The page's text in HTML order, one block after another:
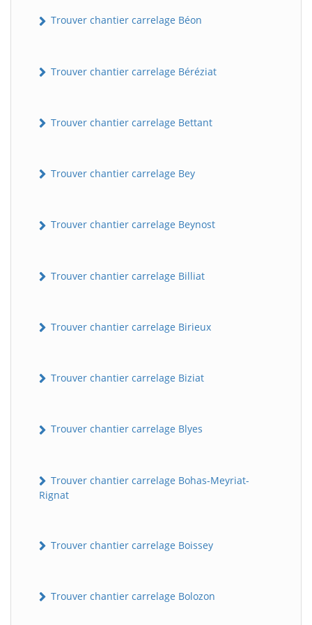
Trouver chantier carrelage Béon
Trouver chantier carrelage Béréziat
Trouver chantier carrelage Bettant
Trouver chantier carrelage Bey
Trouver chantier carrelage Beynost
Trouver chantier carrelage Billiat
Trouver chantier carrelage Birieux
Trouver chantier carrelage Biziat
Trouver chantier carrelage Blyes
Trouver chantier carrelage Bohas-Meyriat-
Rignat
Trouver chantier carrelage Boissey
Trouver chantier carrelage Bolozon